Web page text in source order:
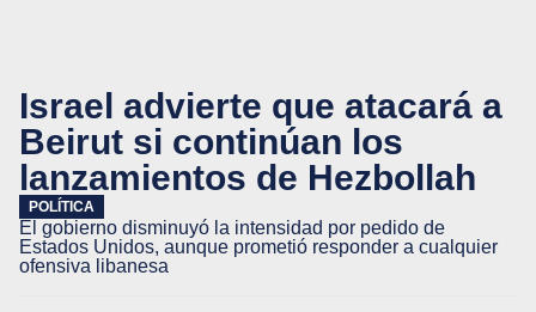
Israel advierte que atacará a
Beirut si continúan los
lanzamientos de Hezbollah
POLÍTICA
El gobierno disminuyó la intensidad por pedido de
Estados Unidos, aunque prometió responder a cualquier
ofensiva libanesa